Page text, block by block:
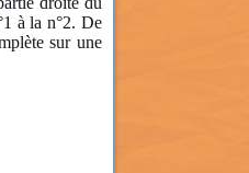
à la n°2. De
sur une